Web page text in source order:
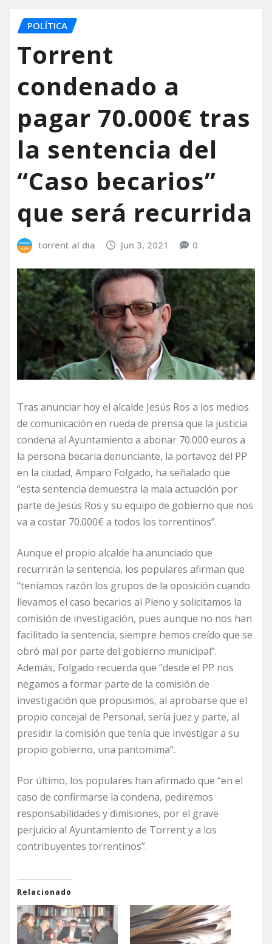
POLÍTICA
Torrent
condenado a
pagar 70.000€ tras
la sentencia del
“Caso becarios”
que será recurrida
torrent al dia Jun 3, 2021 0
Tras anunciar hoy el alcalde Jesús Ros a los medios
de comunicación en rueda de prensa que la justicia
condena al Ayuntamiento a abonar 70.000 euros a
la persona becaria denunciante, la portavoz del PP
en la ciudad, Amparo Folgado, ha señalado que
“esta sentencia demuestra la mala actuación por
parte de Jesús Ros y su equipo de gobierno que nos
va a costar 70.000€ a todos los torrentinos”.
Aunque el propio alcalde ha anunciado que
recurrirán la sentencia, los populares afirman que
“teníamos razón los grupos de la oposición cuando
llevamos el caso becarios al Pleno y solicitamos la
comisión de investigación, pues aunque no nos han
facilitado la sentencia, siempre hemos creído que se
obró mal por parte del gobierno municipal”.
Además, Folgado recuerda que “desde el PP nos
negamos a formar parte de la comisión de
investigación que propusimos, al aprobarse que el
propio concejal de Personal, sería juez y parte, al
presidir la comisión que tenía que investigar a su
propio gobierno, una pantomima”.
Por último, los populares han afirmado que “en el
caso de confirmarse la condena, pediremos
responsabilidades y dimisiones, por el grave
perjuicio al Ayuntamiento de Torrent y a los
contribuyentes torrentinos”.
Relacionado